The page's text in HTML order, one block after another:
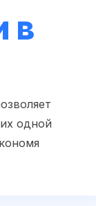
в
одной